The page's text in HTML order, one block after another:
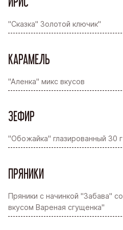
"Сказка" Золотой ключик"
КАРАМЕЛЬ
"Аленка" микс вкусов
ЗЕФИР
"Обожайка" глазированный 30 г
ПРЯНИКИ
Пряники с начинкой "Забава" со
вкусом Вареная сгущенка"